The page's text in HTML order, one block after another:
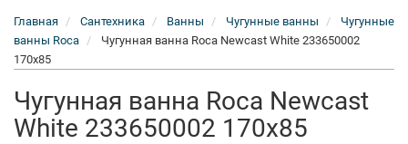
Главная Сантехника Ванны Чугунные ванны
Чугунные
ванны Roca
Чугунная ванна Roca Newcast White 233650002
170x85
Чугунная ванна Roca Newcast
White 233650002 170x85